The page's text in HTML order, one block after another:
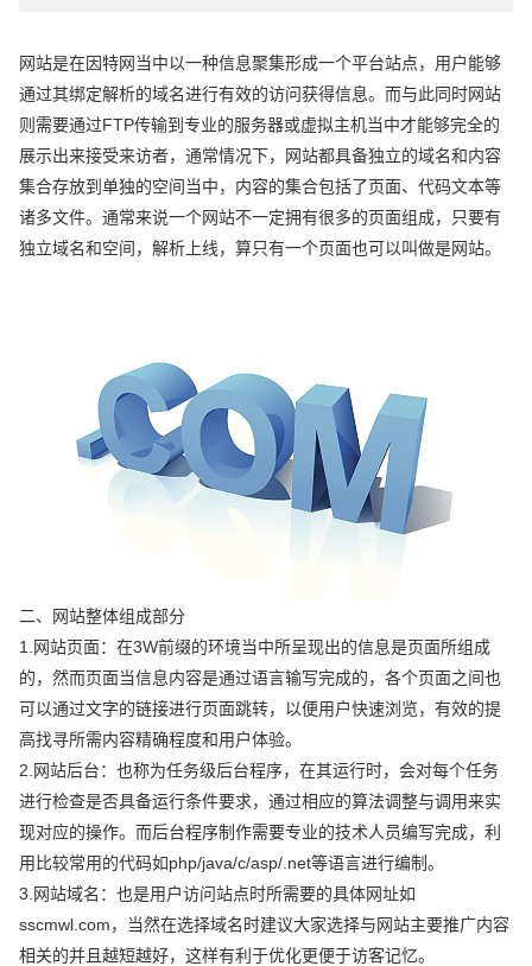
网站是在因特网当中以一种信息聚集形成一个平台站点，用户能够
通过其绑定解析的域名进行有效的访问获得信息。而与此同时网站
则需要通过FTP传输到专业的服务器或虚拟主机当中才能够完全的
展示出来接受来访者，通常情况下，网站都具备独立的域名和内容
集合存放到单独的空间当中，内容的集合包括了页面、代码文本等
诸多文件。通常来说一个网站不一定拥有很多的页面组成，只要有
独立域名和空间，解析上线，算只有一个页面也可以叫做是网站。
二、网站整体组成部分
1.网站页面：在3W前缀的环境当中所呈现出的信息是页面所组成
的，然而页面当信息内容是通过语言输写完成的，各个页面之间也
可以通过文字的链接进行页面跳转，以便用户快速浏览，有效的提
高找寻所需内容精确程度和用户体验。
2.网站后台：也称为任务级后台程序，在其运行时，会对每个任务
进行检查是否具备运行条件要求，通过相应的算法调整与调用来实
现对应的操作。而后台程序制作需要专业的技术人员编写完成，利
用比较常用的代码如php/java/c/asp/.net等语言进行编制。
3.网站域名：也是用户访问站点时所需要的具体网址如
sscmwl.com，当然在选择域名时建议大家选择与网站主要推广内容
相关的并且越短越好，这样有利于优化更便于访客记忆。